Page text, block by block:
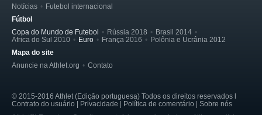
Notícias
Futebol internacional
Fútbol
Copa do Mundo de Futebol
Rússia 2018
Brasil 2014
Africa do Sul 2010
Euro França 2016
Polônia e Ucrânia 2012
Mapa do site
Anuncie na Athlet.org
Contato
© 2015-2016 Athlet (Edição portuguesa) Todos os direitos reservados l
Contrato do usuário | Privacidade | Política de comentário | Sobre nós